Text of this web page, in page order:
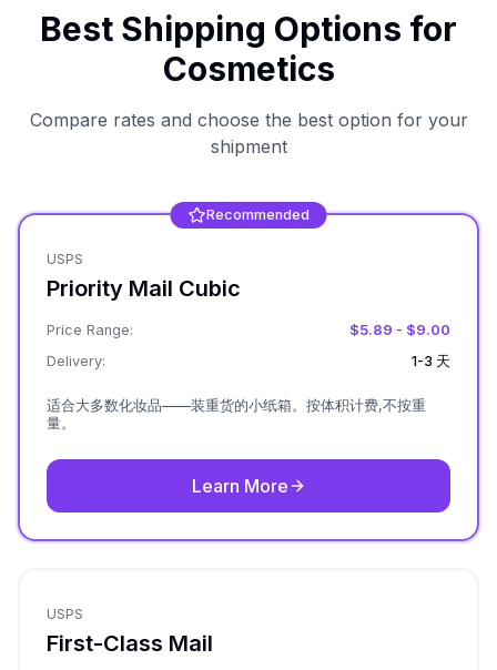
Best Shipping Options for
Cosmetics
Compare rates and choose the best option for your
shipment
Recommended
USPS
Priority Mail Cubic
Price Range:
$5.89 - $9.00
Delivery:
1-3 天
适合大多数化妆品——装重货的小纸箱。按体积计费,不按重
量。
Learn More
USPS
First-Class Mail